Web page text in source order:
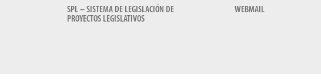
SPL – SISTEMA DE LEGISLACIÓN DE
PROYECTOS LEGISLATIVOS
WEBMAIL